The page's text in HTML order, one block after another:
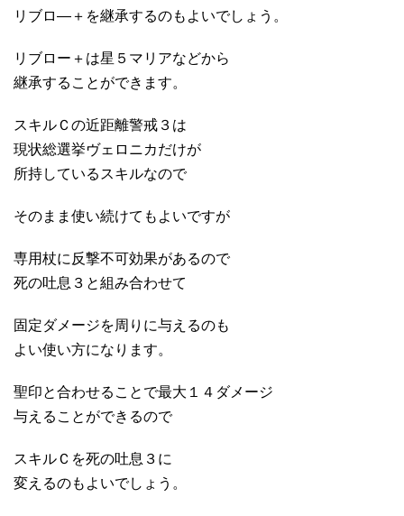
リブロ―＋を継承するのもよいでしょう。
リブロー＋は星５マリアなどから
継承することができます。
スキルＣの近距離警戒３は
現状総選挙ヴェロニカだけが
所持しているスキルなので
そのまま使い続けてもよいですが
専用杖に反撃不可効果があるので
死の吐息３と組み合わせて
固定ダメージを周りに与えるのも
よい使い方になります。
聖印と合わせることで最大１４ダメージ
与えることができるので
スキルＣを死の吐息３に
変えるのもよいでしょう。